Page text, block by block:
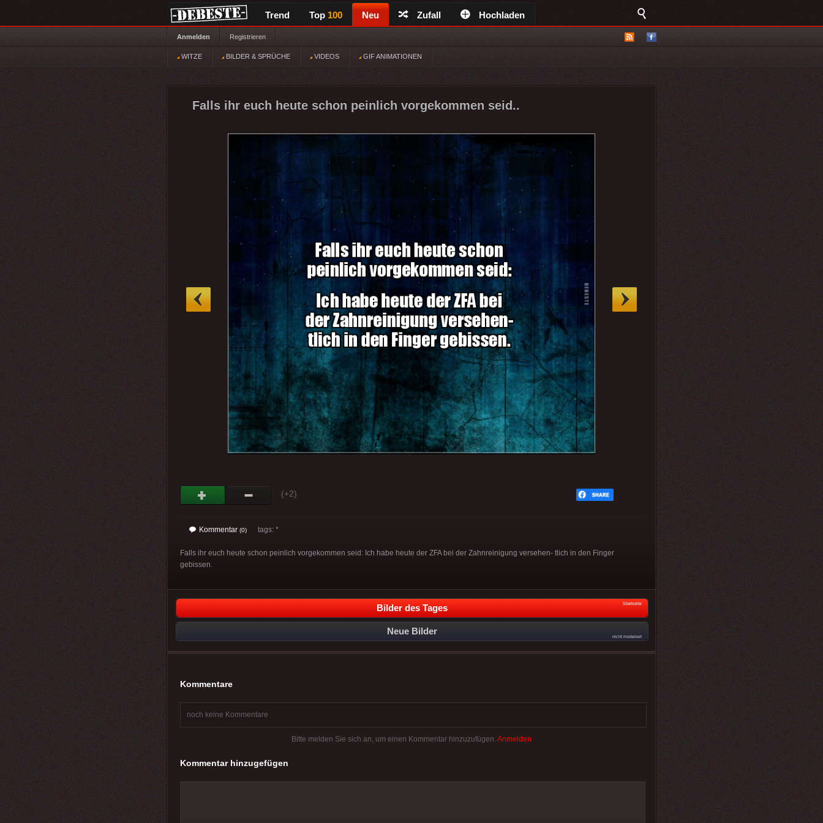
Trend Top 100 Neu Zufall Hochladen
Anmelden Registrieren
WITZE BILDER & SPRÜCHE VIDEOS GIF ANIMATIONEN
Falls ihr euch heute schon peinlich vorgekommen seid..
(+2)
Kommentar (0) tags: *
Falls ihr euch heute schon peinlich vorgekommen seid: Ich habe heute der ZFA bei der Zahnreinigung versehen- tlich in den Finger
gebissen.
Bilder des Tages Startseite
Neue Bilder
nicht moderiert
Kommentare
noch keine Kommentare
Bitte melden Sie sich an, um einen Kommentar hinzuzufügen. Anmelden
Kommentar hinzugefügen